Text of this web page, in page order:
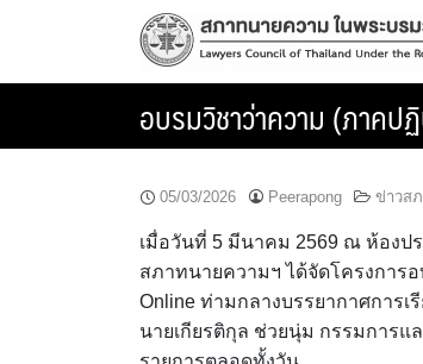
อบรมวิชาว่าความ (ภาค
05/03/2026 Peerapong ข่าวส
เมื่อวันที่ 5 มีนาคม 2569 ณ ห้อง
สภาทนายความฯ ได้จัดโครงการ
Online ท่ามกลางบรรยากาศการ
นายเกียรติกุล ช่วยนุ่ม กรรมการแ